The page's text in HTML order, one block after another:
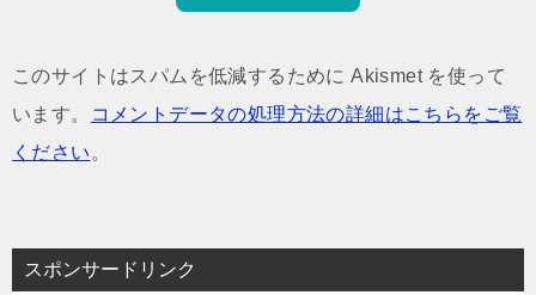
このサイトはスパムを低減するために Akismet を使って
います。
コメントデータの処理方法の詳細はこちらをご覧
ください 。
スポンサードリンク